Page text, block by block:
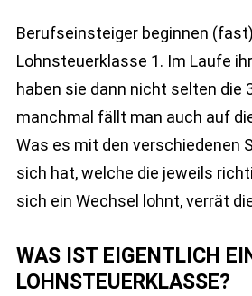
Berufseinsteiger beginnen
Lohnsteuerklasse 1. Im Laufe
haben sie dann nicht selten die
manchmal fällt man auch auf
Was es mit den verschiedenen
sich hat, welche die jeweils
sich ein Wechsel lohnt, verrät
WAS IST EIGENTLICH
LOHNSTEUERKLASSE?